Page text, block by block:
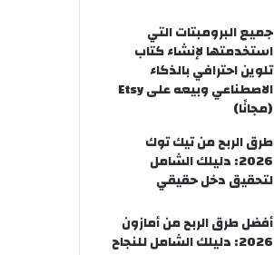
جميع البرومبتات التي
استخدمتها لإنشاء كتاب
تلوين احترافي بالذكاء
الاصطناعي وبيعه على Etsy
(مجانًا)
طرق الربح من تيك توك
2026: دليلك الشامل
لتحقيق دخل حقيقي
أفضل طرق الربح من أمازون
2026: دليلك الشامل للنجاح